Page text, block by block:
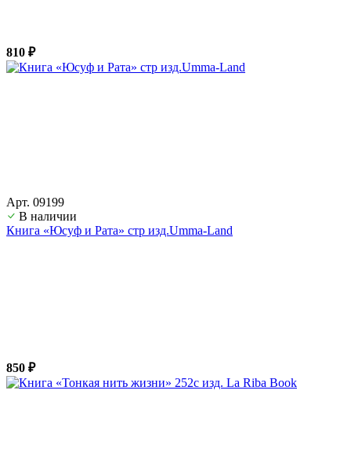
810 ₽
Арт. 09199
В наличии
Книга «Юсуф и Рата» стр изд.Umma-Land
850 ₽